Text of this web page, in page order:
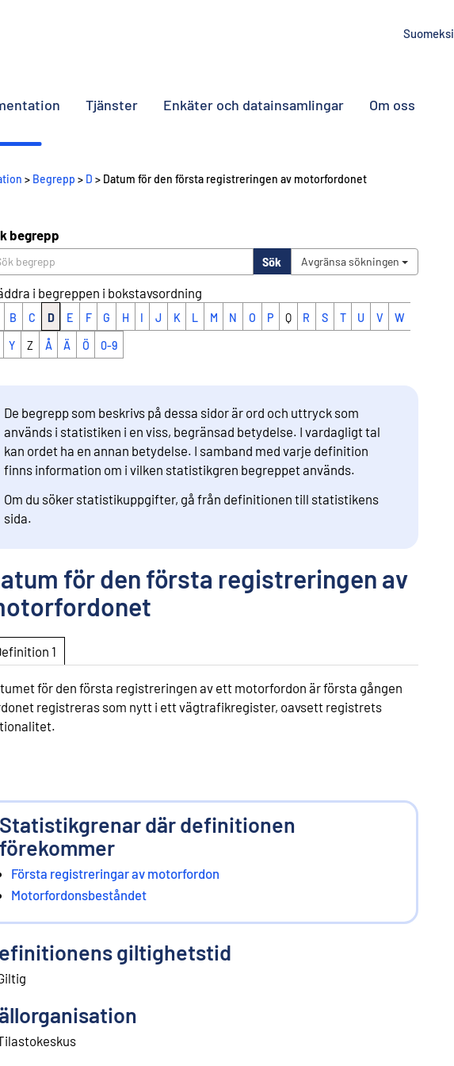
Suomeksi
Tjänster Enkäter och datainsamlingar Om oss
> Begrepp > D > Datum för den första registreringen av motorfordonet
begrepp
Sök Avgränsa sökningen
i begreppen i bokstavsordning
B C D E F G H I J K L M N O P Q R S T U V W
Y Z Å Ä Ö 0-9
De begrepp som beskrivs på dessa sidor är ord och uttryck som
används i statistiken i en viss, begränsad betydelse. I vardagligt tal
kan ordet ha en annan betydelse. I samband med varje definition
finns information om i vilken statistikgren begreppet används.
Om du söker statistikuppgifter, gå från definitionen till statistikens
sida.
för den första registreringen av
Definition 1
för den första registreringen av ett motorfordon är första gången
registreras som nytt i ett vägtrafikregister, oavsett registrets
Statistikgrenar där definitionen
förekommer
Första registreringar av motorfordon
Motorfordonsbeståndet
giltighetstid